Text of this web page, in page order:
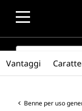
SEARCH
Benne per uso
Vantaggi